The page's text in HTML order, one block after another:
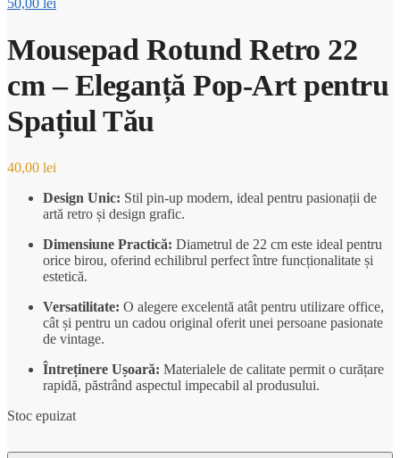
50,00 lei
Mousepad Rotund Retro 22
cm – Eleganță Pop-Art pentru
Spațiul Tău
40,00 lei
Design Unic: Stil pin-up modern, ideal pentru pasionații de
artă retro și design grafic.
Dimensiune Practică: Diametrul de 22 cm este ideal pentru
orice birou, oferind echilibrul perfect între funcționalitate și
estetică.
Versatilitate: O alegere excelentă atât pentru utilizare office,
cât și pentru un cadou original oferit unei persoane pasionate
de vintage.
Întreținere Ușoară: Materialele de calitate permit o curățare
rapidă, păstrând aspectul impecabil al produsului.
Stoc epuizat